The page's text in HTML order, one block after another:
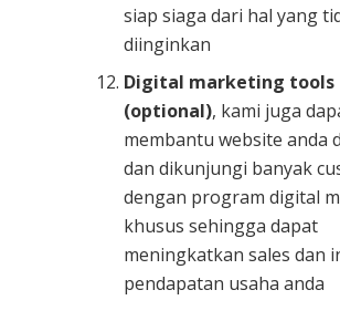
siap siaga dari hal yang
diinginkan
Digital marketing tools
(optional), kami juga
membantu website anda
dan dikunjungi banyak
dengan program digital
khusus sehingga dapat
meningkatkan sales dan
pendapatan usaha anda